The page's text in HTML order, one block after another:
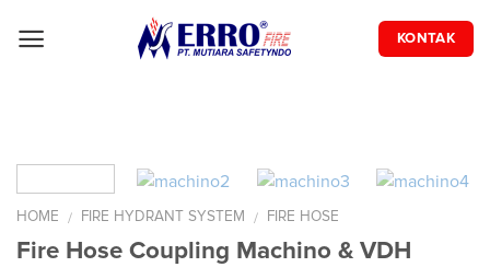
KONTAK
HOME / FIRE HYDRANT SYSTEM / FIRE HOSE
Fire Hose Coupling Machino & VDH